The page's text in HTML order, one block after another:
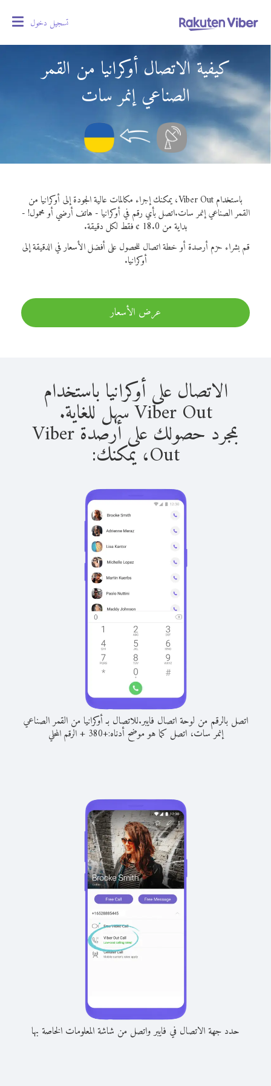
تسجيل دخول
كيفية الاتصال أوكرانيا من القمر
الصناعي إنمر سات
باستخدام Viber Out، يمكنك إجراء مكالمات عالية الجودة إلى أوكرانيا من
القمر الصناعي إنمر سات.اتصل بأي رقم في أوكرانيا - هاتف أرضي أو محمول! -
بداية من 18.0 ¢ فقط لكل دقيقة.
قم بشراء حزم أرصدة أو خطة اتصال للحصول على أفضل الأسعار في الدقيقة إلى
أوكرانيا.
عرض الأسعار
الاتصال على أوكرانيا باستخدام
Viber Out سهل للغاية.
بمجرد حصولك على أرصدة Viber
Out، يمكنك:
اتصل بالرقم من لوحة اتصال فايبر.للاتصال بـ أوكرانيا من القمر الصناعي
إنمر سات، اتصل كما هو موضح أدناه:+
380
+الرقم المحلي
حدد جهة الاتصال في فايبر واتصل من شاشة المعلومات الخاصة بها